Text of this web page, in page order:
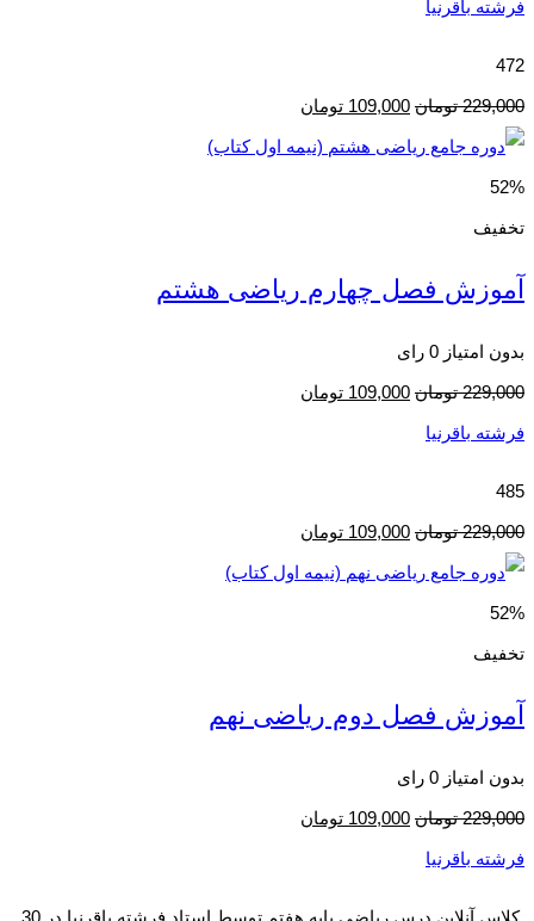
فرشته باقرنیا
472
229,000 تومان 109,000 تومان
52%
تخفیف
آموزش فصل چهارم ریاضی هشتم
بدون امتیاز 0 رای
229,000 تومان 109,000 تومان
فرشته باقرنیا
485
229,000 تومان 109,000 تومان
52%
تخفیف
آموزش فصل دوم ریاضی نهم
بدون امتیاز 0 رای
229,000 تومان 109,000 تومان
فرشته باقرنیا
کلاس آنلاین درس ریاضی پایه هفتم توسط استاد فرشته باقرنیا در 30